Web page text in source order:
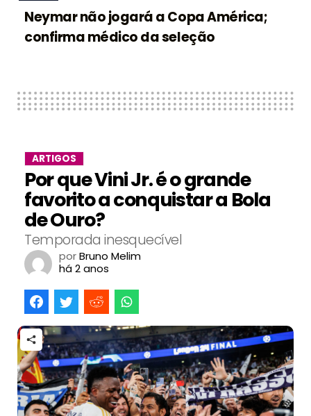
Neymar não jogará a Copa América;
confirma médico da seleção
ARTIGOS
Por que Vini Jr. é o grande
favorito a conquistar a Bola
de Ouro?
Temporada inesquecível
porBruno Melim
há 2 anos